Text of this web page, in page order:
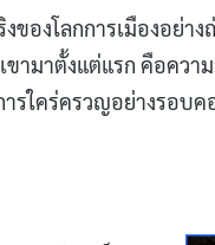
ของโลกการเมืองอย่า
ขามาตั้งแต่แรก คือค
รใคร่ครวญอย่างรอบ